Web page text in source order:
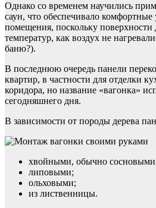
Однако со временем научились
саун, что обеспечивало комфортные
помещения, поскольку поверхности
температур, как воздух не
баню?).
В последнюю очередь панели
квартир, в частности для отделки
коридора, но название «вагонка»
сегодняшнего дня.
В зависимости от породы дерева
хвойными, обычно
липовыми;
ольховыми;
из лиственницы.